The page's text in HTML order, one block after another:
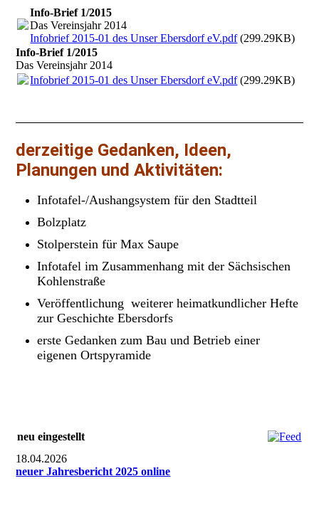
Info-Brief 1/2015
Das Vereinsjahr 2014
Infobrief 2015-01 des Unser Ebersdorf eV.pdf(299.29KB)
Info-Brief 1/2015
Das Vereinsjahr 2014
Infobrief 2015-01 des Unser Ebersdorf eV.pdf(299.29KB)
derzeitige Gedanken, Ideen,
Planungen und Aktivitäten:
Infotafel-/Aushangsystem für den Stadtteil
Bolzplatz
Stolperstein für Max Saupe
Infotafel im Zusammenhang mit der Sächsischen
Kohlenstraße
Veröffentlichung weiterer heimatkundlicher Hefte
zur Geschichte Ebersdorfs
erste Gedanken zum Bau und Betrieb einer
eigenen Ortspyramide
neu eingestellt
18.04.2026
neuer Jahresbericht 2025 online